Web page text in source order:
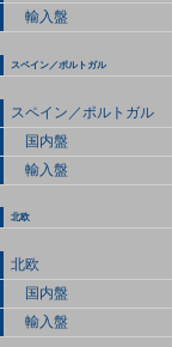
輸入盤
スペイン／ポルトガル
スペイン／ポルトガル
国内盤
輸入盤
北欧
北欧
国内盤
輸入盤